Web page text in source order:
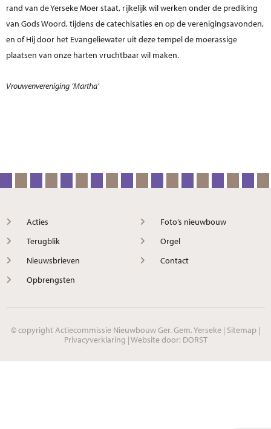
rand van de Yerseke Moer staat, rijkelijk wil werken onder de prediking
van Gods Woord, tijdens de catechisaties en op de verenigingsavonden,
en of Hij door het Evangeliewater uit deze tempel de moerassige
plaatsen van onze harten vruchtbaar wil maken.
Vrouwenvereniging ‘Martha’
Acties
Terugblik
Nieuwsbrieven
Opbrengsten
Foto’s nieuwbouw
Orgel
Contact
© copyright Actiecommissie Nieuwbouw Ger. Gem. Yerseke | Sitemap |
Privacyverklaring | Website door: DORST